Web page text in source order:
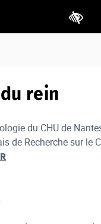
Outils
rein
du CHU de
de Recherche sur le